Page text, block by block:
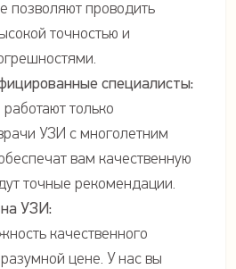
позволяют проводить
точностью и
специалисты:
только
УЗИ с многолетним
вам качественную
точные рекомендации.
УЗИ:
качественного
цене. У нас вы